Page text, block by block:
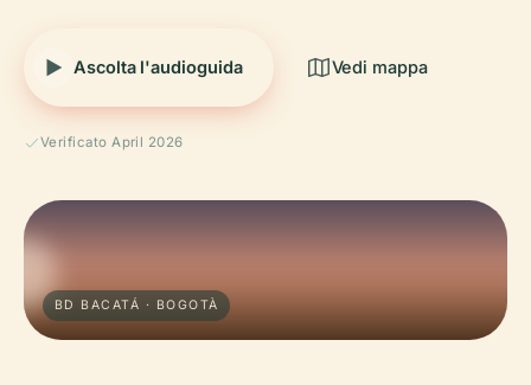
Ascolta l'audioguida Vedi mappa
Verificato April 2026
BD BACATÁ · BOGOTÀ